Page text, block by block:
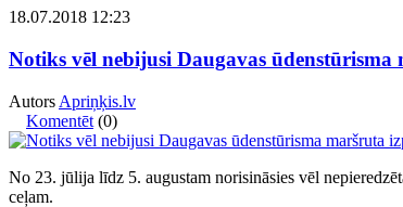
18.07.2018 12:23
Notiks vēl nebijusi Daugavas ūdenstūrisma
Autors Apriņķis.lv
Komentēt (0)
No 23. jūlija līdz 5. augustam norisināsies vēl
ceļam.